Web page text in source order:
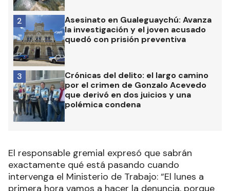
Asesinato en Gualeguaychú: Avanza
la investigación y el joven acusado
quedó con prisión preventiva
2
Crónicas del delito: el largo camino
por el crimen de Gonzalo Acevedo
que derivó en dos juicios y una
polémica condena
3
El responsable gremial expresó que sabrán
exactamente qué está pasando cuando
intervenga el Ministerio de Trabajo: “El lunes a